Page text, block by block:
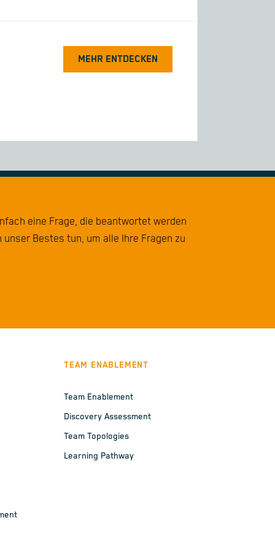
MEHR ENTDECKEN
eine Frage, die beantwortet werden
Bestes tun, um alle Ihre Fragen zu
TEAM ENABLEMENT
Team Enablement
Discovery Assessment
Team Topologies
Learning Pathway